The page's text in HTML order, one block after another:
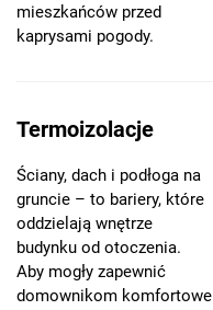
mieszkańców przed
kaprysami pogody.
Termoizolacje
Ściany, dach i podłoga na
gruncie – to bariery, które
oddzielają wnętrze
budynku od otoczenia.
Aby mogły zapewnić
domownikom komfortowe